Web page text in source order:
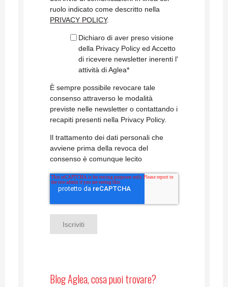
ruolo indicato come descritto nella
PRIVACY POLICY.
Dichiaro di aver preso visione
della Privacy Policy ed Accetto
di ricevere newsletter inerenti l'
attività di Aglea*
È sempre possibile revocare tale
consenso attraverso le modalità
previste nelle newsletter o contattando i
recapiti presenti nella Privacy Policy.
Il trattamento dei dati personali che
avviene prima della revoca del
consenso è comunque lecito
Blog Aglea, cosa puoi trovare?